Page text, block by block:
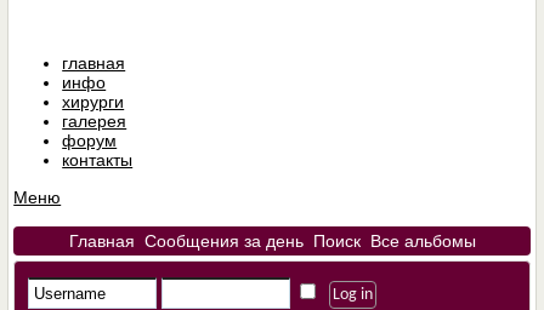
главная
инфо
хирурги
галерея
форум
контакты
Меню
Главная Сообщения за день Поиск Все альбомы